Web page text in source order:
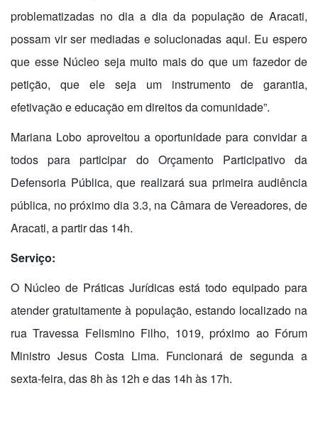
problematizadas no dia a dia da população de Aracati,
possam vir ser mediadas e solucionadas aqui. Eu espero
que esse Núcleo seja muito mais do que um fazedor de
petição, que ele seja um instrumento de garantia,
efetivação e educação em direitos da comunidade”.
Mariana Lobo aproveitou a oportunidade para convidar a
todos para participar do Orçamento Participativo da
Defensoria Pública, que realizará sua primeira audiência
pública, no próximo dia 3.3, na Câmara de Vereadores, de
Aracati, a partir das 14h.
Serviço:
O Núcleo de Práticas Jurídicas está todo equipado para
atender gratuitamente à população, estando localizado na
rua Travessa Felismino Filho, 1019, próximo ao Fórum
Ministro Jesus Costa Lima. Funcionará de segunda a
sexta-feira, das 8h às 12h e das 14h às 17h.